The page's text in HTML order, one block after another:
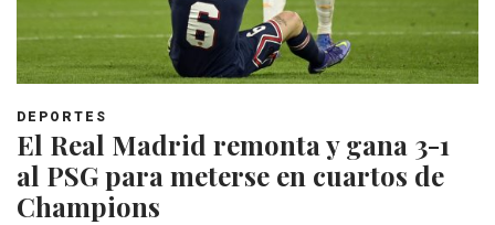
DEPORTES
El Real Madrid remonta y gana 3-1
al PSG para meterse en cuartos de
Champions